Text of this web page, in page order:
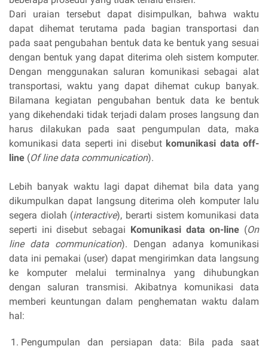
Dari uraian tersebut dapat disimpulkan, bahwa waktu
dapat dihemat terutama pada bagian transportasi dan
pada saat pengubahan bentuk data ke bentuk yang sesuai
dengan bentuk yang dapat diterima oleh sistem komputer.
Dengan menggunakan saluran komunikasi sebagai alat
transportasi, waktu yang dapat dihemat cukup banyak.
Bilamana kegiatan pengubahan bentuk data ke bentuk
yang dikehendaki tidak terjadi dalam proses langsung dan
harus dilakukan pada saat pengumpulan data, maka
komunikasi data seperti ini disebut komunikasi data off-
line (Of line data communication).
Lebih banyak waktu lagi dapat dihemat bila data yang
dikumpulkan dapat langsung diterima oleh komputer lalu
segera diolah (interactive), berarti sistem komunikasi data
seperti ini disebut sebagai Komunikasi data on-line (On
line data communication). Dengan adanya komunikasi
data ini pemakai (user) dapat mengirimkan data langsung
ke komputer melalui terminalnya yang dihubungkan
dengan saluran transmisi. Akibatnya komunikasi data
memberi keuntungan dalam penghematan waktu dalam
hal:
Pengumpulan dan persiapan data: Bila pada saat